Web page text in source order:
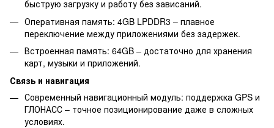
быструю загрузку и работу без зависаний.
Оперативная память: 4GB LPDDR3 – плавное
переключение между приложениями без задержек.
Встроенная память: 64GB – достаточно для хранения
карт, музыки и приложений.
Связь и навигация
Современный навигационный модуль: поддержка GPS и
ГЛОНАСС – точное позиционирование даже в сложных
условиях.